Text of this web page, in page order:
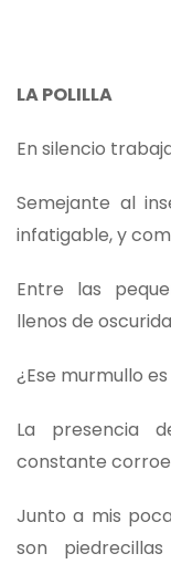
LA POLILLA
En silencio
Semejante al
infatigable, y
Entre las
llenos de
¿Ese murmullo
La presencia
constante
Junto a mis
son